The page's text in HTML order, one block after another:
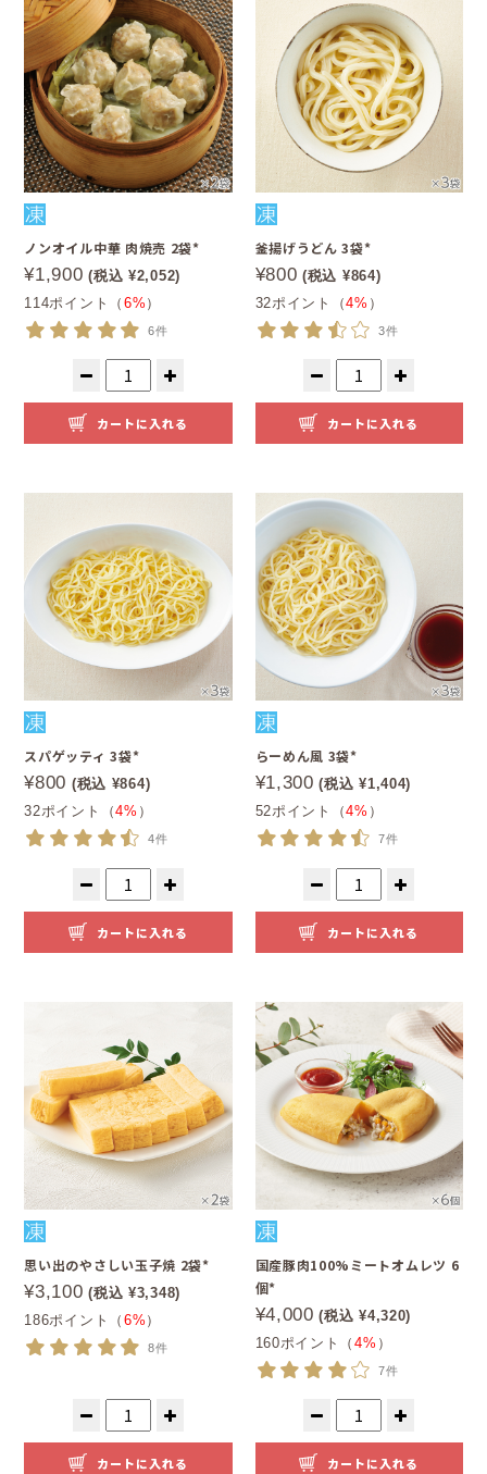
ノンオイル中華 肉焼売 2袋*
¥1,900 (税込 ¥2,052)
114ポイント（ 6% ）
6件
カートに入れる
釜揚げうどん 3袋*
¥800 (税込 ¥864)
32ポイント（4% ）
3件
カートに入れる
スパゲッティ 3袋*
¥800 (税込 ¥864)
32ポイント（4% ）
4件
カートに入れる
らーめん風 3袋*
¥1,300 (税込 ¥1,404)
52ポイント（4% ）
7件
カートに入れる
思い出のやさしい玉子焼 2袋*
¥3,100 (税込 ¥3,348)
186ポイント（ 6% ）
8件
カートに入れる
国産豚肉100%ミートオムレツ 6
個*
¥4,000 (税込 ¥4,320)
160ポイント（4% ）
7件
カートに入れる